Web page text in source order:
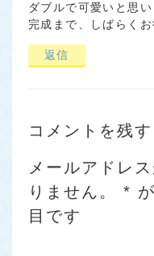
ダブルで可愛いと思
完成まで、しばらく
返信
コメントを残す
メールアドレ
りません。
*
目です